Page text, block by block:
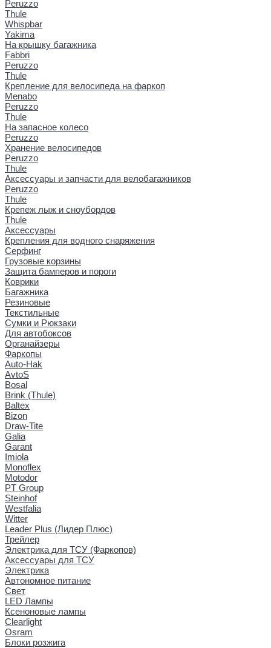
Peruzzo
Thule
Whispbar
Yakima
На крышку багажника
Fabbri
Peruzzo
Thule
Крепление для велосипеда на фаркоп
Menabo
Peruzzo
Thule
На запасное колесо
Peruzzo
Хранение велосипедов
Peruzzo
Thule
Аксессуары и запчасти для велобагажников
Peruzzo
Thule
Крепеж лыж и сноубордов
Thule
Аксессуары
Крепления для водного снаряжения
Серфинг
Грузовые корзины
Защита бамперов и пороги
Коврики
Багажника
Резиновые
Текстильные
Сумки и Рюкзаки
Для автобоксов
Органайзеры
Фаркопы
Auto-Hak
AvtoS
Bosal
Brink (Thule)
Baltex
Bizon
Draw-Tite
Galia
Garant
Imiola
Monoflex
Motodor
PT Group
Steinhof
Westfalia
Witter
Leader Plus (Лидер Плюс)
Трейлер
Электрика для ТСУ (Фаркопов)
Аксессуары для ТСУ
Электрика
Автономное питание
Свет
LED Лампы
Ксеноновые лампы
Clearlight
Osram
Блоки розжига